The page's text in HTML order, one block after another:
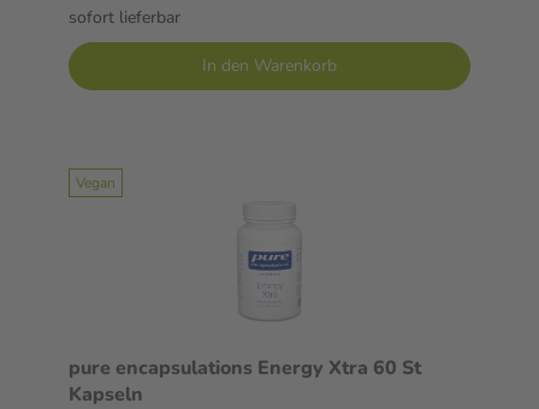
sofort lieferbar
In den Warenkorb
Vegan
pure encapsulations Energy Xtra 60 St
Kapseln